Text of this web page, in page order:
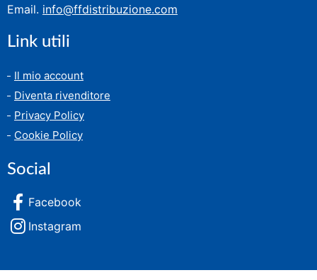
Email. info@ffdistribuzione.com
Link utili
Il mio account
Diventa rivenditore
Privacy Policy
Cookie Policy
Social
Facebook
Instagram